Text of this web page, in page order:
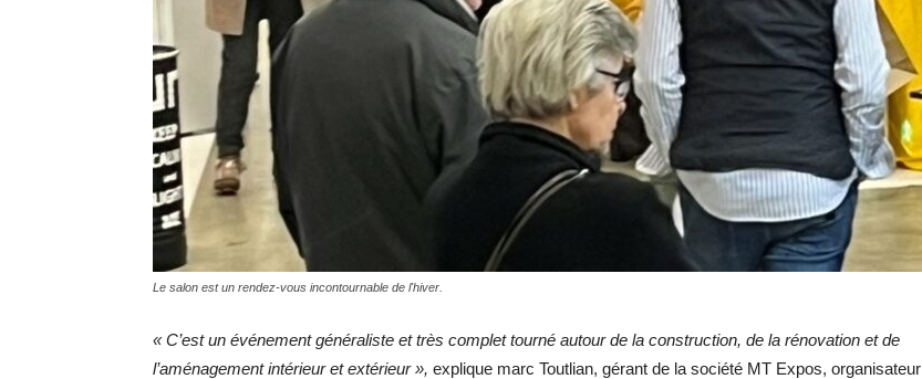
Le salon est un rendez-vous incontournable de l'hiver.
« C’est un événement généraliste et très complet tourné autour de la construction, de la rénovation et de
l’aménagement intérieur et extérieur », explique marc Toutlian, gérant de la société MT Expos, organisateur